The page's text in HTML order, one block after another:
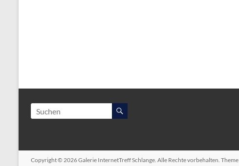
Copyright © 2026Galerie InternetTreff Schlange. Alle Rechte vorbehalten. Theme